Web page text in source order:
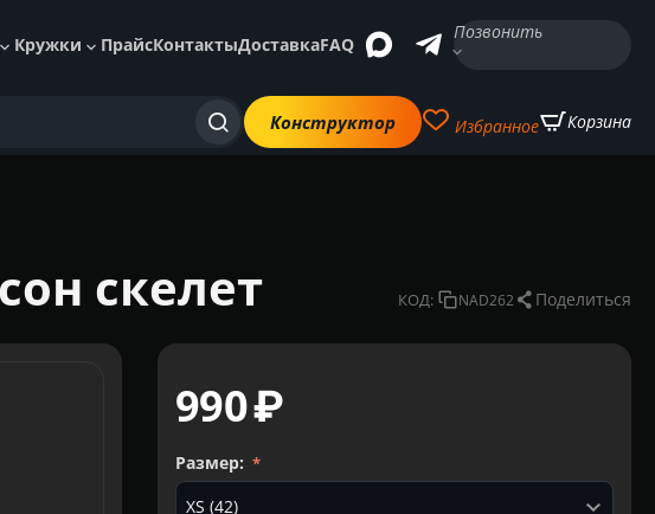
Кружки ПрайсКонтактыДоставкаFAQ
Позвонить
Конструктор Избранное Корзина
скелет КОД: NAD262 Поделиться
‍990‍₽
Размер: